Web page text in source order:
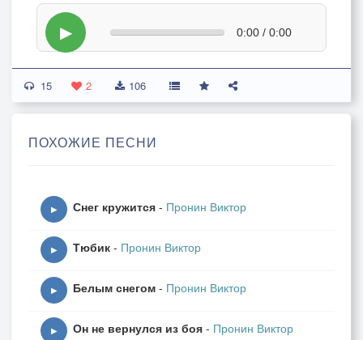
▶ 0:00 / 0:00
15 2 106
ПОХОЖИЕ ПЕСНИ
▶ Снег кружится - Пронин Виктор
▶ Тюбик - Пронин Виктор
▶ Белым снегом - Пронин Виктор
▶ Он не вернулся из боя - Пронин Виктор